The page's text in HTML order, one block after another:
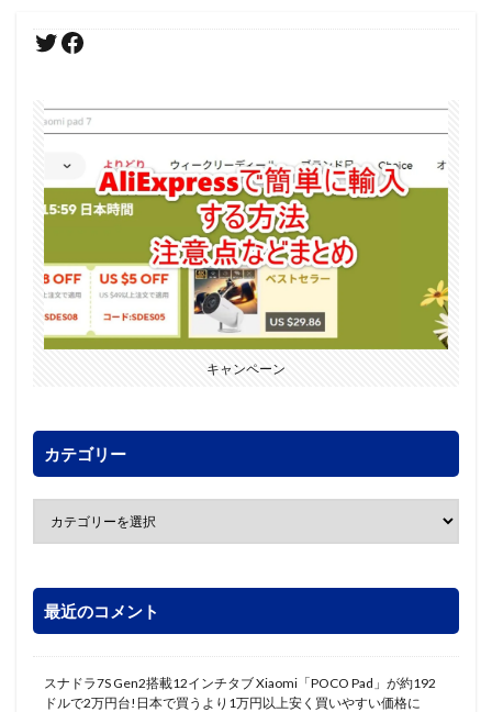
キャンペーン
カテゴリー
最近のコメント
スナドラ7S Gen2搭載12インチタブ Xiaomi「POCO Pad」が約192
ドルで2万円台!日本で買うより1万円以上安く買いやすい価格に